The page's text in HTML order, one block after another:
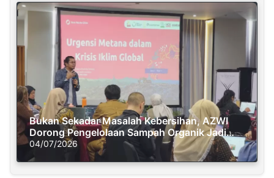
Bukan Sekadar Masalah Kebersihan, AZWI
Dorong Pengelolaan Sampah Organik Jadi
Solusi Krisis Iklim
04/07/2026